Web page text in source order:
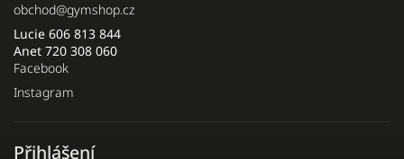
obchod@gymshop.cz
Lucie 606 813 844
Anet 720 308 060
Facebook
Instagram
Přihlášení